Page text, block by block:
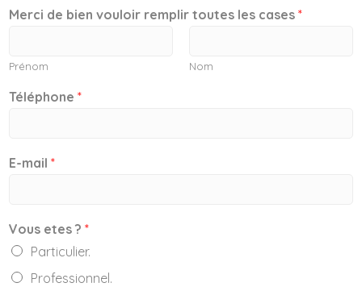
Merci de bien vouloir remplir toutes les cases *
Prénom Nom
Téléphone *
E-mail *
Vous etes ? *
Particulier.
Professionnel.